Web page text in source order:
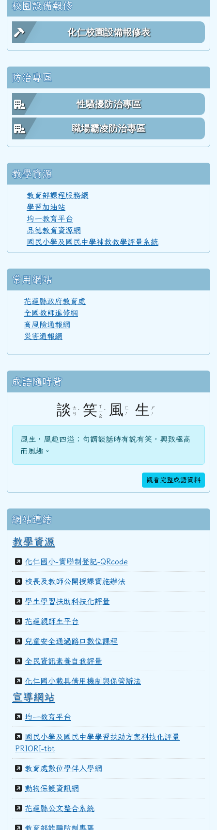
112學年度(113年6月)第54屆教師
111學年度(112年6月)第53屆乙班
111學年度(112年6月)第53屆教師
110學年度(111年6月)第52屆教師
106學年度(107年6月)第48屆教師
100學年度(101年6月)第41屆乙班
99學年度(100年6月)第40屆乙班
99學年度(100年6月)第40屆甲班
98學年度(99年6月)第40屆教師
97學年度(98年6月)第39屆教師
96學年度(97年6月)第38屆乙班
94學年度(95年6月)第36屆教師
校園設備報修
化仁校園設備報修表
防治專區
性騷擾防治專區
職場霸凌防治專區
教學資源
教育部課程服務網
學習加油站
均一教育平台
品德教育資源網
國民小學及國民中學補救教學評量系統
常用網站
花蓮縣政府教育處
全國教師進修網
高風險通報網
災害通報網
成語隨時背
談 ㄊ
ㄢ ˊ 笑 ㄒ
ㄧ
ㄠ
ˋ 風 ㄈ
ㄥ
生
ㄕ
ㄥ
風生，風趣四溢；句謂談話時有說有笑，興致極高
而風趣。
觀看完整成語資料
網站連結
教學資源
化仁國小-實聯制登記-QRcode
校長及教師公開授課實施辦法
學生學習扶助科技化評量
花蓮親師生平台
兒童安全通過路口數位課程
全民資訊素養自我評量
化仁國小載具借用機制與保管辦法
宣導網站
均一教育平台
國民小學及國民中學學習扶助方案科技化評量
PRIORI-tbt
教育處數位學伴入學網
動物保護資訊網
花蓮縣公文整合系統
教育部詐騙防制專區